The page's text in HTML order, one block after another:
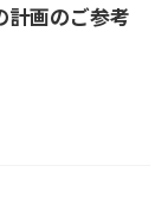
計画のご参考